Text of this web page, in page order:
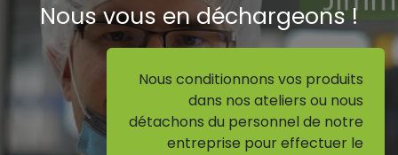
Nous vous en déchargeons !
Nous conditionnons vos produits
dans nos ateliers ou nous
détachons du personnel de notre
entreprise pour effectuer le